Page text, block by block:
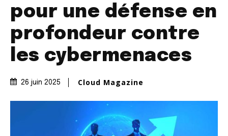
pour une défense en
profondeur contre
les cybermenaces
26 juin 2025 Cloud Magazine